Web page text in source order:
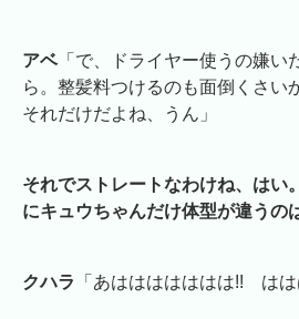
アベ「で、ドライヤー使うの嫌い
ら。整髪料つけるのも面倒くさい
それだけだよね、うん」
それでストレートなわけね、はい
にキュウちゃんだけ体型が違うの
クハラ 「あははははははは!! は